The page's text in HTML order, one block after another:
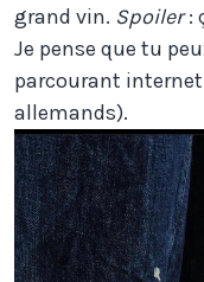
grand vin. Spoiler:
Je pense que tu
parcourant
allemands).